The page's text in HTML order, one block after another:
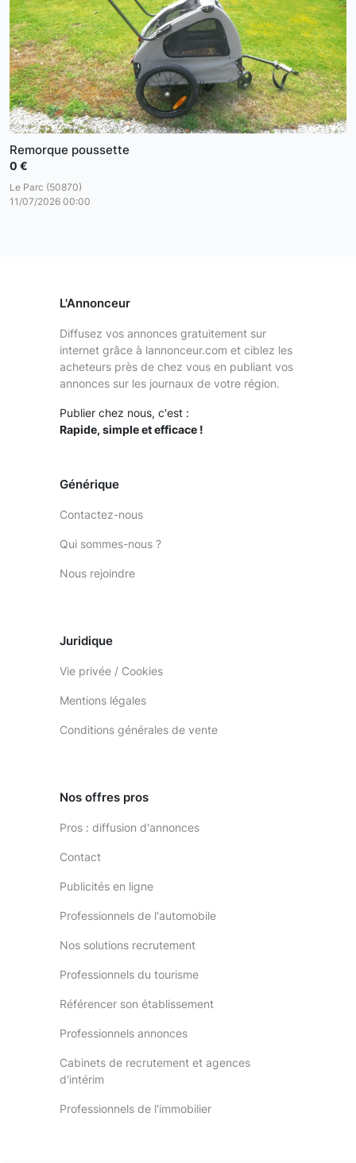
Remorque poussette
0 €
Le Parc (50870)
11/07/2026 00:00
L'Annonceur
Diffusez vos annonces gratuitement sur
internet grâce à lannonceur.com et ciblez les
acheteurs près de chez vous en publiant vos
annonces sur les journaux de votre région.
Publier chez nous, c'est :
Rapide, simple et efficace !
Générique
Contactez-nous
Qui sommes-nous ?
Nous rejoindre
Juridique
Vie privée / Cookies
Mentions légales
Conditions générales de vente
Nos offres pros
Pros : diffusion d'annonces
Contact
Publicités en ligne
Professionnels de l'automobile
Nos solutions recrutement
Professionnels du tourisme
Référencer son établissement
Professionnels annonces
Cabinets de recrutement et agences
d'intérim
Professionnels de l'immobilier